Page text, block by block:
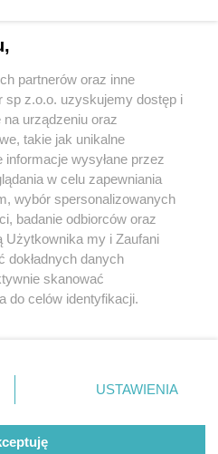
- Tyskie Służby Ratownicze
Młody kierowca
Są duże utrudnienia
regulamin korzystania z portali
Skontakuj sięz nami
Kontakt
Wydawca
Redakcja
partnerów oraz inne
sp z.o.o. uzyskujemy dostęp i
urządzeniu oraz
takie jak unikalne
wysyłane przez
w celu zapewniania
wybór spersonalizowanych
badanie odbiorców oraz
Użytkownika my i Zaufani
dokładnych danych
skanować
do celów identyfikacji.
ustawień prywatności
rogu strony
nie wymagają zgody
sprzeciwić się takiemu
USTAWIENIA